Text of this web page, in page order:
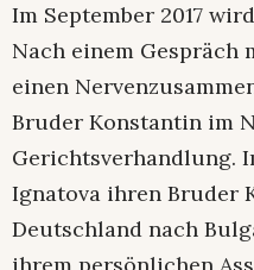
Im September 2017
Nach einem Gespräch
einen
Bruder Konstantin im
Gerichtsverhandlung.
Ignatova ihren Bruder
Deutschland nach